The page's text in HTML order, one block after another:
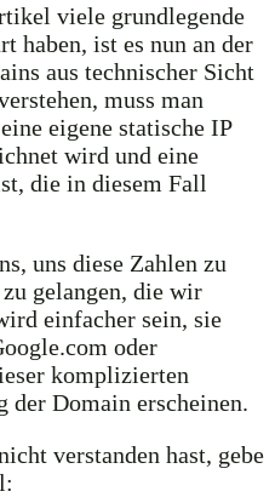
viele grundlegende
haben, ist es nun an der
aus technischer Sicht
muss man
eigene statische IP
wird und eine
die in diesem Fall
uns diese Zahlen zu
gelangen, die wir
einfacher sein, sie
oder
komplizierten
der Domain erscheinen.
verstanden hast, gebe